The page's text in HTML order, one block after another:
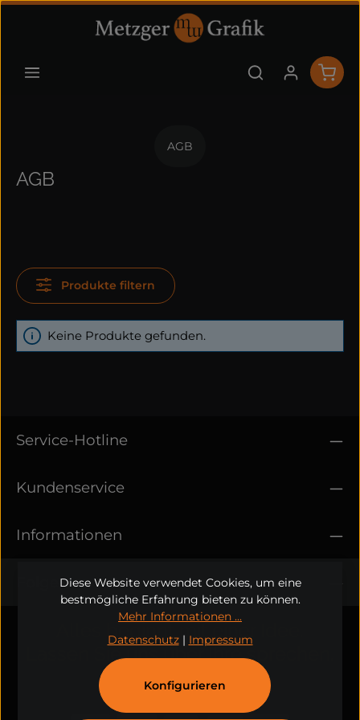
Zum Hauptinhalt springen
AGB
AGB
Produkte filtern
Keine Produkte gefunden.
Service-Hotline
Kundenservice
Informationen
Folge uns
Alles beginnt mit einer Idee.
Lassen Sie uns über Ihre sprechen.
Diese Website verwendet Cookies, um eine
bestmögliche Erfahrung bieten zu können.
Mehr Informationen ...
Datenschutz| Impressum
Konfigurieren